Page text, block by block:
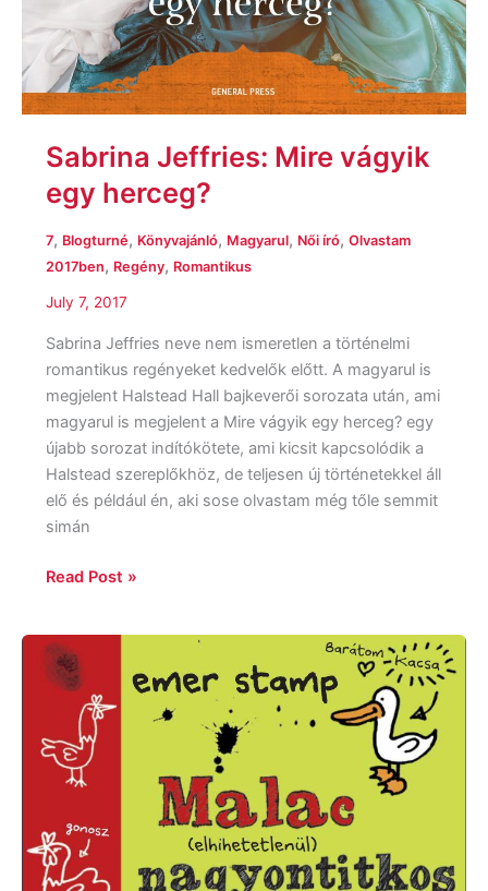
Sabrina Jeffries: Mire vágyik
egy herceg?
7, Blogturné, Könyvajánló, Magyarul, Női író, Olvastam
2017ben, Regény, Romantikus
July 7, 2017
Sabrina Jeffries neve nem ismeretlen a történelmi
romantikus regényeket kedvelők előtt. A magyarul is
megjelent Halstead Hall bajkeverői sorozata után, ami
magyarul is megjelent a Mire vágyik egy herceg? egy
újabb sorozat indítókötete, ami kicsit kapcsolódik a
Halstead szereplőkhöz, de teljesen új történetekkel áll
elő és például én, aki sose olvastam még tőle semmit
simán
Read Post »
Emer
Stamp:
Malac
(elhihetetlenül)
nagyontitkos
naplója